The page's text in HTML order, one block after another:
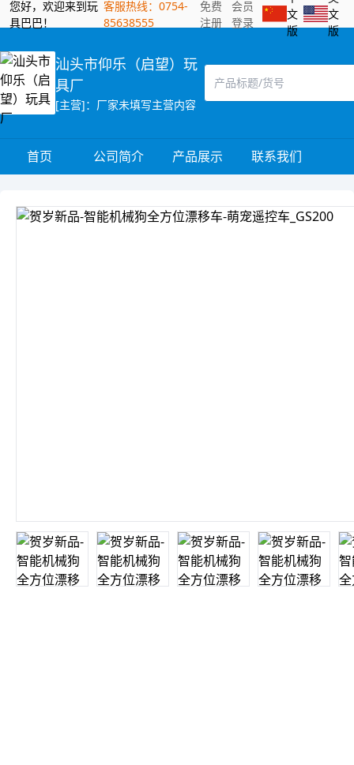
您好，欢迎来到玩
具巴巴！
客服热线：0754-
85638555
免费
注册
会员
登录
文
版
文
版
汕头市仰乐（启望）玩
具厂
[主营]：厂家未填写主营内容
首页 公司简介 产品展示 联系我们